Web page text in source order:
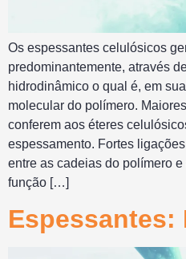
Os espessantes celulósicos
predominantemente, através
hidrodinâmico o qual é, em
molecular do polímero.
conferem aos éteres
espessamento. Fortes
entre as cadeias do polímero
função […]
Espessantes: